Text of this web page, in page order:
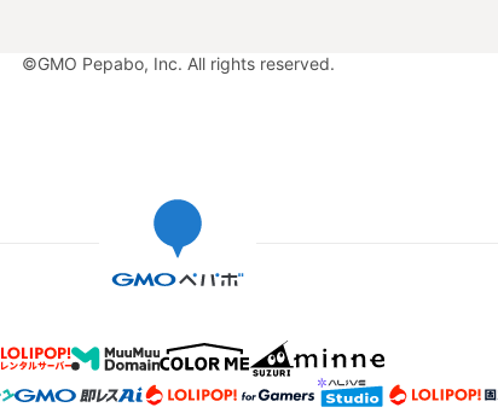
©GMO Pepabo, Inc. All rights reserved.